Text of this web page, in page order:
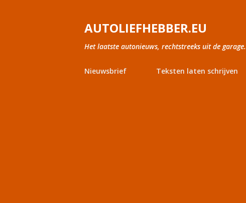
AUTOLIEFHEBBER.EU
Het laatste autonieuws, rechtstreeks uit de garage.
Nieuwsbrief Teksten laten schrijven